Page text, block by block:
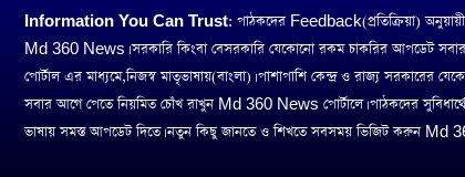
Information You Can Trust: পাঠকদের Feedback(প্রতিক্রিয়া) অনুয়ায়ী
Md 360 News। সরকারি কিংবা বেসরকারি যেকোনো রকম চাকরির আপডেট
পোর্টাল এর মাধ্যমে,নিজস্ব মাতৃভাষায়(বাংলা)। পাশাপাশি কেন্দ্র ও রাজ্য সরকারের
সবার আগে পেতে নিয়মিত চোঁখ রাখুন Md 360 News পোর্টালে। পাঠকদের
ভাষায় সমস্ত আপডেট দিতে। নতুন কিছু জানতে ও শিখতে সবসময় ভিজিট করুন Md